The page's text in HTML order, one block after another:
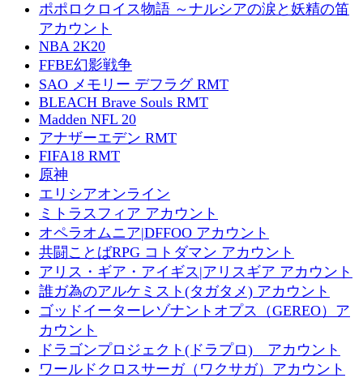
ポポロクロイス物語 ～ナルシアの涙と妖精の笛
アカウント
NBA 2K20
FFBE幻影戦争
SAO メモリー デフラグ RMT
BLEACH Brave Souls RMT
Madden NFL 20
アナザーエデン RMT
FIFA18 RMT
原神
エリシアオンライン
ミトラスフィア アカウント
オペラオムニア|DFFOO アカウント
共闘ことばRPG コトダマン アカウント
アリス・ギア・アイギス|アリスギア アカウント
誰ガ為のアルケミスト(タガタメ) アカウント
ゴッドイーターレゾナントオプス（GEREO）ア
カウント
ドラゴンプロジェクト(ドラプロ) アカウント
ワールドクロスサーガ（ワクサガ）アカウント